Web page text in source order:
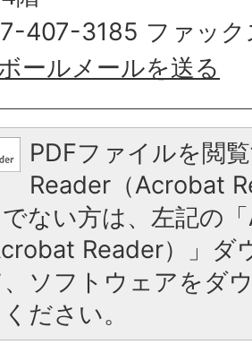
407-3185 ファッ
ールメールを送る
PDFファイルを閲
Reader（Acrobat
ない方は、左記の
Reader）」ダ
、ソフトウェアをダ
ださい。